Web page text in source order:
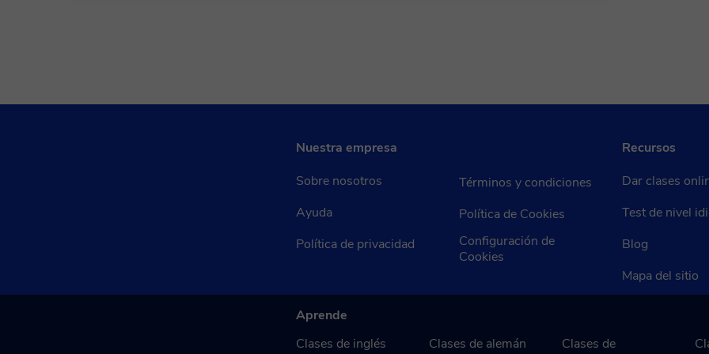
Nuestra empresa
Sobre nosotros
Ayuda
Política de privacidad
Términos y condiciones
Política de Cookies
Configuración de
Cookies
Recursos
Dar clases
Test de nivel
Blog
Mapa del sitio
Aprende
Clases de inglés
Clases de alemán
Clases de